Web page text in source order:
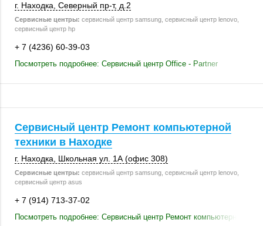
г. Находка Северный пр-т, д.2
Сервисные центры: сервисный центр samsung, сервисный центр lenovo,
сервисный центр hp
+ 7 (4236) 60-39-03
Посмотреть подробнее: Сервисный центр Office - Partner
Сервисный центр Ремонт компьютерной
техники в Находке
г. Находка , Школьная ул. 1А (офис 308)
Сервисные центры: сервисный центр samsung, сервисный центр lenovo,
сервисный центр asus
+ 7 (914) 713-37-02
Посмотреть подробнее: Сервисный центр Ремонт компьютерной